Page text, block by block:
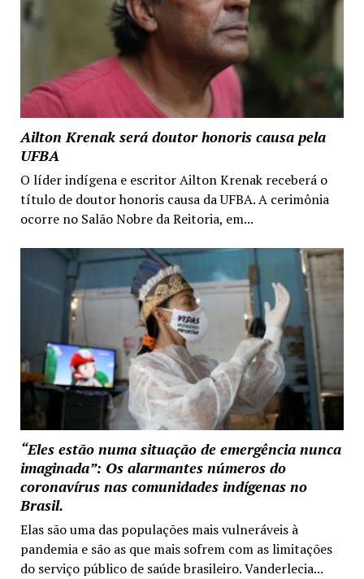
Ailton Krenak será doutor honoris causa pela
UFBA
O líder indígena e escritor Ailton Krenak receberá o
título de doutor honoris causa da UFBA. A cerimônia
ocorre no Salão Nobre da Reitoria, em...
“Eles estão numa situação de emergência nunca
imaginada”: Os alarmantes números do
coronavírus nas comunidades indígenas no
Brasil.
Elas são uma das populações mais vulneráveis à
pandemia e são as que mais sofrem com as limitações
do serviço público de saúde brasileiro. Vanderlecia...